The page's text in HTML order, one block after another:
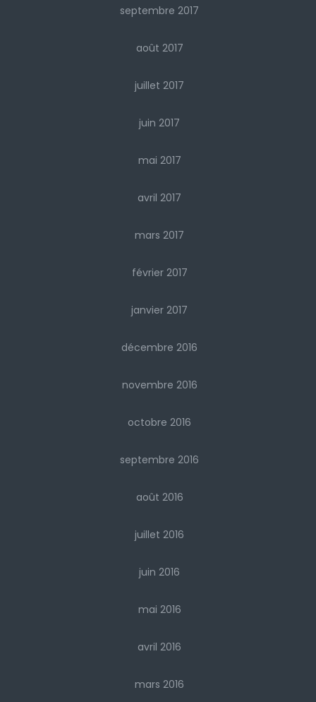
septembre 2017
août 2017
juillet 2017
juin 2017
mai 2017
avril 2017
mars 2017
février 2017
janvier 2017
décembre 2016
novembre 2016
octobre 2016
septembre 2016
août 2016
juillet 2016
juin 2016
mai 2016
avril 2016
mars 2016